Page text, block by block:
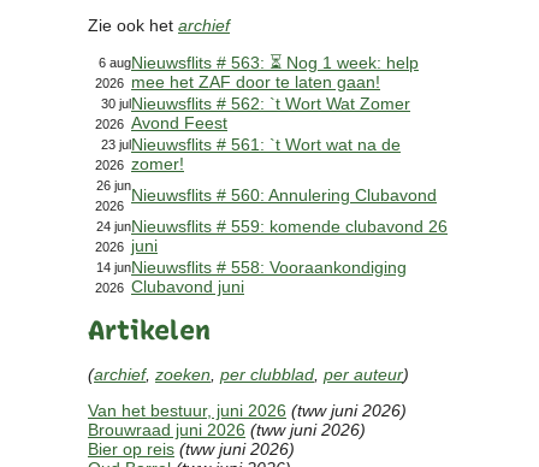
Zie ook het archief
6 aug
2026
Nieuwsflits # 563: ⏳ Nog 1 week: help
mee het ZAF door te laten gaan!
30 jul
2026
Nieuwsflits # 562: `t Wort Wat Zomer
Avond Feest
23 jul
2026
Nieuwsflits # 561: `t Wort wat na de
zomer!
26 jun
2026
Nieuwsflits # 560: Annulering Clubavond
24 jun
2026
Nieuwsflits # 559: komende clubavond 26
juni
14 jun
2026
Nieuwsflits # 558: Vooraankondiging
Clubavond juni
Artikelen
(archief, zoeken per clubblad per auteur)
Van het bestuur, juni 2026 (tww juni 2026)
Brouwraad juni 2026 (tww juni 2026)
Bier op reis (tww juni 2026)
Lid worden
Brouwcursus
Artikelen
Foto's
Links
Nieuwsflitsen
Video
Inloggen